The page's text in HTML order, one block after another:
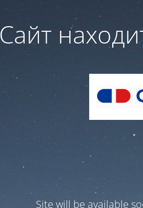
Сайт
Site will be available